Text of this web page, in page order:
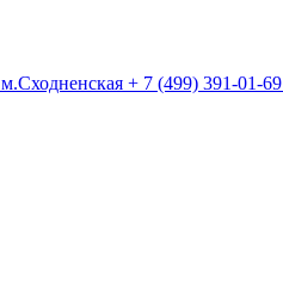
м.Сходненская + 7 (499) 391-01-69